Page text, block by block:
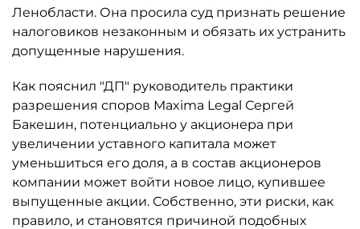
Ленобласти. Она просила суд признать решение
налоговиков незаконным и обязать их устранить
допущенные нарушения.
Как пояснил "ДП" руководитель практики
разрешения споров Maxima Legal Сергей
Бакешин, потенциально у акционера при
увеличении уставного капитала может
уменьшиться его доля, а в состав акционеров
компании может войти новое лицо, купившее
выпущенные акции. Собственно, эти риски, как
правило, и становятся причиной подобных